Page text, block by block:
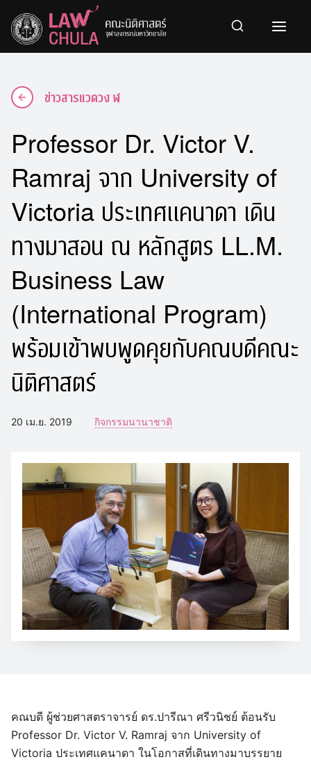
content
ข่าวสารแวดวง ฬ
Professor Dr. Victor V.
Ramraj จาก University of
Victoria ประเทศแคนาดา เดิน
ทางมาสอน ณ หลักสูตร LL.M.
Business Law
(International Program)
พร้อมเข้าพบพูดคุยกับคณบดีคณะ
นิติศาสตร์
20 เม.ย. 2019 กิจกรรมนานาชาติ
คณบดี ผู้ช่วยศาสตราจารย์ ดร.ปารีณา ศรีวนิชย์ ต้อนรับ
Professor Dr. Victor V. Ramraj จาก University of
Victoria ประเทศแคนาดา ในโอกาสที่เดินทางมาบรรยาย